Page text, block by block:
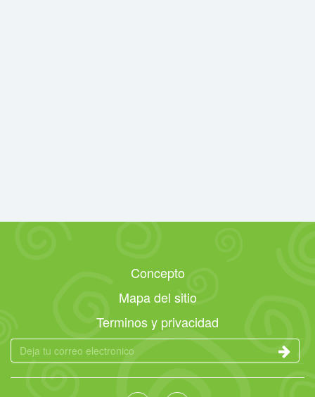
Concepto
Mapa del sitio
Terminos y privacidad